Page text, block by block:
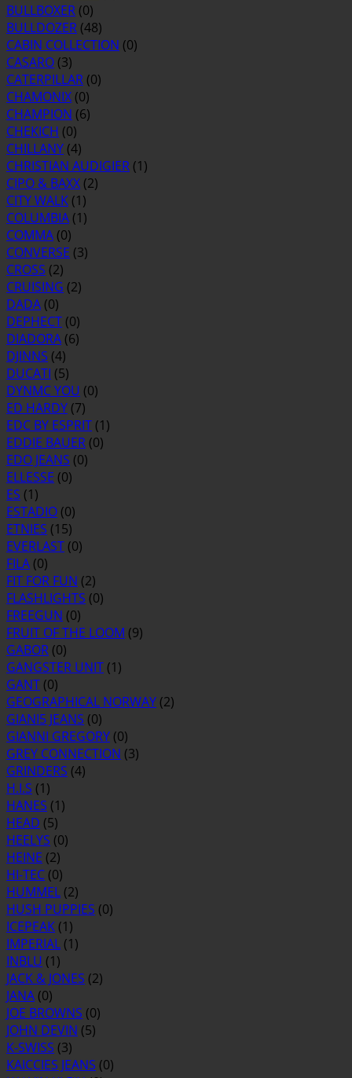
BULLBOXER (0)
BULLDOZER (48)
CABIN COLLECTION (0)
CASARO (3)
CATERPILLAR (0)
CHAMONIX (0)
CHAMPION (6)
CHEKICH (0)
CHILLANY (4)
CHRISTIAN AUDIGIER (1)
CIPO & BAXX (2)
CITY WALK (1)
COLUMBIA (1)
COMMA (0)
CONVERSE (3)
CROSS (2)
CRUISING (2)
DADA (0)
DEPHECT (0)
DIADORA (6)
DJINNS (4)
DUCATI (5)
DYNMC YOU (0)
ED HARDY (7)
EDC BY ESPRIT (1)
EDDIE BAUER (0)
EDO JEANS (0)
ELLESSE (0)
ES (1)
ESTADIO (0)
ETNIES (15)
EVERLAST (0)
FILA (0)
FIT FOR FUN (2)
FLASHLIGHTS (0)
FREEGUN (0)
FRUIT OF THE LOOM (9)
GABOR (0)
GANGSTER UNIT (1)
GANT (0)
GEOGRAPHICAL NORWAY (2)
GIANI5 JEANS (0)
GIANNI GREGORY (0)
GREY CONNECTION (3)
GRINDERS (4)
H.I.S (1)
HANES (1)
HEAD (5)
HEELYS (0)
HEINE (2)
HI-TEC (0)
HUMMEL (2)
HUSH PUPPIES (0)
ICEPEAK (1)
IMPERIAL (1)
INBLU (1)
JACK & JONES (2)
JANA (0)
JOE BROWNS (0)
JOHN DEVIN (5)
K-SWISS (3)
KAICCIES JEANS (0)